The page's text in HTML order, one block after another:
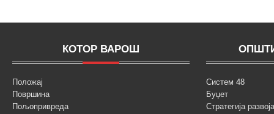
КОТОР ВАРОШ
Положај
Површина
Пољопривреда
Систем 48
Буџет
Стратегија